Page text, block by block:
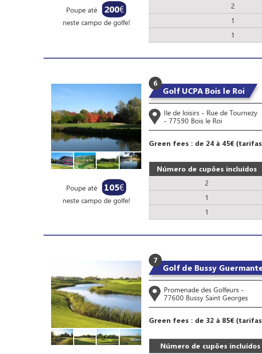
Poupe até 200€
neste campo de golfe!
2
1
1
Poupe até 105€
neste campo de golfe!
6
Golf UCPA Bois le Roi
Ile de loisirs - Rue de Tournezy
- 77590 Bois le Roi
Green fees : de 24 à 45€
Número de cupões incluídos
2
1
1
7
Golf de Bussy
Promenade des Golfeurs -
77600 Bussy Saint Georges
Green fees : de 32 à 85€
Número de cupões incluídos